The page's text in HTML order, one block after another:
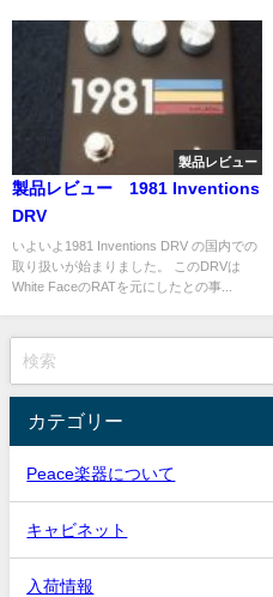
製品レビュー
製品レビュー 1981 Inventions
DRV
いよいよ1981 Inventions DRV の国内での
取り扱いが始まりました。 このDRVは
White FaceのRATを元にしたとの事...
カテゴリー
Peace楽器について
キャビネット
入荷情報